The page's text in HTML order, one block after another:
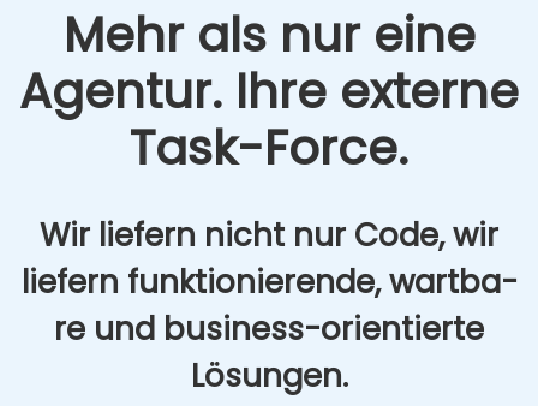
Mehr als nur eine
Agen­tur. Ihre exter­ne
Task-Force.
Wir lie­fern nicht nur Code, wir
lie­fern funk­tio­nie­ren­de, wart­ba­
re und busi­ness-ori­en­tier­te
Lösun­gen.